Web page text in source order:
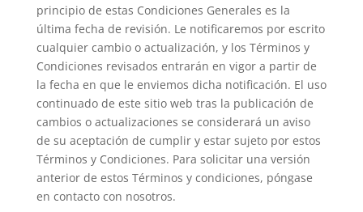
principio de estas Condiciones Generales es la
última fecha de revisión. Le notificaremos por escrito
cualquier cambio o actualización, y los Términos y
Condiciones revisados entrarán en vigor a partir de
la fecha en que le enviemos dicha notificación. El uso
continuado de este sitio web tras la publicación de
cambios o actualizaciones se considerará un aviso
de su aceptación de cumplir y estar sujeto por estos
Términos y Condiciones. Para solicitar una versión
anterior de estos Términos y condiciones, póngase
en contacto con nosotros.